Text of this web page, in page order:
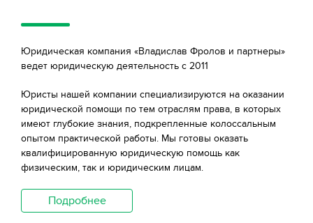
Юридическая компания «Владислав Фролов и партнеры»
ведет юридическую деятельность с 2011
Юристы нашей компании специализируются на оказании
юридической помощи по тем отраслям права, в которых
имеют глубокие знания, подкрепленные колоссальным
опытом практической работы. Мы готовы оказать
квалифицированную юридическую помощь как
физическим, так и юридическим лицам.
Подробнее